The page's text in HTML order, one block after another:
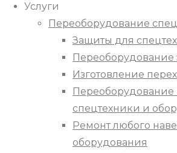
Услуги
Переоборудование
Защиты для
Переоборудование
Изготовление
Переоборудование
спецтехники и
Ремонт любого
оборудования